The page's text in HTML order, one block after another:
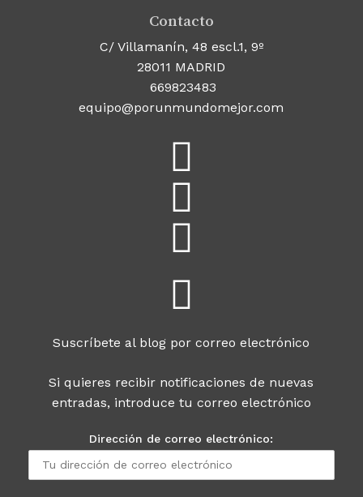
Contacto
C/ Villamanín, 48 escl.1, 9º
28011 MADRID
669823483
equipo@porunmundomejor.com
Suscríbete al blog por correo electrónico
Si quieres recibir notificaciones de nuevas
entradas, introduce tu correo electrónico
Dirección de correo electrónico: